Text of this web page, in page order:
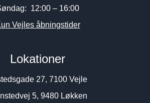
12:00 – 16:00
Vejles åbningstider
Lokationer
27, 7100 Vejle
5, 9480 Løkken